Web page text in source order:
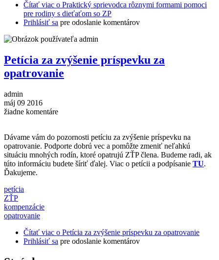
Čítať viac o Praktický sprievodca rôznymi formami pomoci
pre rodiny s dieťaťom so ZP
Prihlásiť sa pre odoslanie komentárov
Petícia za zvýšenie príspevku za
opatrovanie
admin
máj 09 2016
žiadne komentáre
Dávame vám do pozornosti petíciu za zvýšenie príspevku na
opatrovanie. Podporte dobrú vec a pomôžte zmeniť neľahkú
situáciu mnohých rodín, ktoré opatrujú ZŤP člena. Budeme radi, ak
túto informáciu budete šíriť ďalej. Viac o petícii a podpísanie TU.
Ďakujeme.
petícia
ZŤP
kompenzácie
opatrovanie
Čítať viac o Petícia za zvýšenie príspevku za opatrovanie
Prihlásiť sa pre odoslanie komentárov